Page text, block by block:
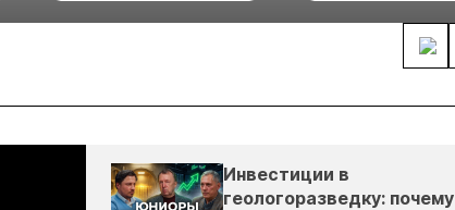
Инвестиции в
геологоразведку: почему